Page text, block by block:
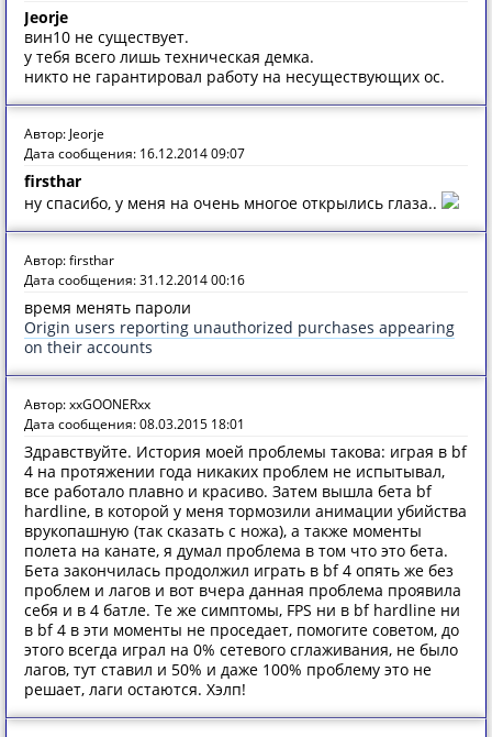
Jeorje
вин10 не существует.
у тебя всего лишь техническая демка.
никто не гарантировал работу на несуществующих ос.
Автор: Jeorje
Дата сообщения: 16.12.2014 09:07
firsthar
ну спасибо, у меня на очень многое открылись глаза..
Автор: firsthar
Дата сообщения: 31.12.2014 00:16
время менять пароли
Origin users reporting unauthorized purchases appearing
on their accounts
Автор: xxGOONERxx
Дата сообщения: 08.03.2015 18:01
Здравствуйте. История моей проблемы такова: играя в bf
4 на протяжении года никаких проблем не испытывал,
все работало плавно и красиво. Затем вышла бета bf
hardline, в которой у меня тормозили анимации убийства
врукопашную (так сказать с ножа), а также моменты
полета на канате, я думал проблема в том что это бета.
Бета закончилась продолжил играть в bf 4 опять же без
проблем и лагов и вот вчера данная проблема проявила
себя и в 4 батле. Те же симптомы, FPS ни в bf hardline ни
в bf 4 в эти моменты не проседает, помогите советом, до
этого всегда играл на 0% сетевого сглаживания, не было
лагов, тут ставил и 50% и даже 100% проблему это не
решает, лаги остаются. Хэлп!